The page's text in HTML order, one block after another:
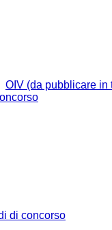
OIV (da pubblicare in
di concorso